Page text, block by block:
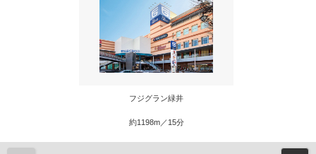
フジグラン緑井
約1198m／15分